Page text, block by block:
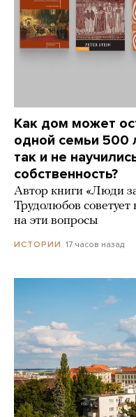
Как дом может
одной семьи 500
так и не
собственность?
Автор книги «Люди
Трудолюбов
на эти вопросы
ИСТОРИИ 17 часов назад